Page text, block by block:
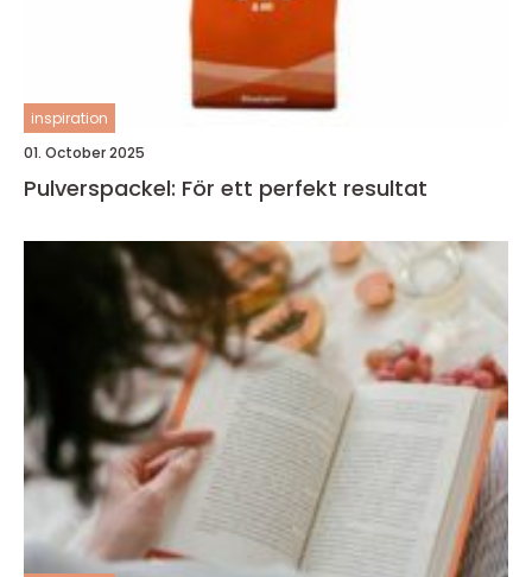
inspiration
01. October 2025
Pulverspackel: För ett perfekt resultat